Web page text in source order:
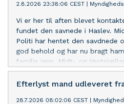
2.8.2026 23:38:06 CEST
Vi er her til aften blevet
fundet den savnede i Haslev.
Politi har hentet den savdnede
god behold og har nu bragt
familie igen. Midt- og
borgernes interesse og hjælp.
Efterlyst mand udleveret
28.7.2026 08:02:06 CEST